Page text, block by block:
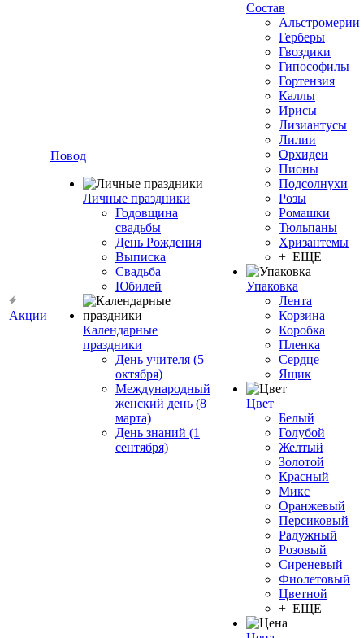
Акции
Повод
Личные праздники
Годовщина
свадьбы
День Рождения
Выписка
Свадьба
Юбилей
Календарные
праздники
День учителя (5
октября)
Международный
женский день (8
марта)
День знаний (1
сентября)
Состав
Альстромерии
Герберы
Гвоздики
Гипософилы
Гортензия
Каллы
Ирисы
Лизиантусы
Лилии
Орхидеи
Пионы
Подсолнухи
Розы
Ромашки
Тюльпаны
Хризантемы
+ ЕЩЕ
Упаковка
Лента
Корзина
Коробка
Пленка
Сердце
Ящик
Цвет
Белый
Голубой
Желтый
Золотой
Красный
Микс
Оранжевый
Персиковый
Радужный
Розовый
Сиреневый
Фиолетовый
Цветной
+ ЕЩЕ